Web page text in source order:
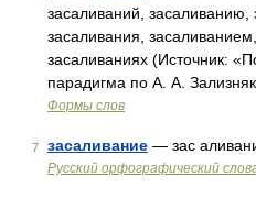
засаливаний, засаливанию,
засаливания,
засаливаниях (Источник:
парадигма по А. А.
Формы слов
7 засаливание — зас
Русский орфографический